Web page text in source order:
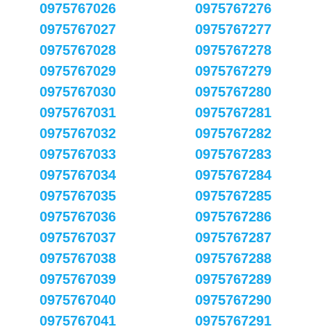
0975767026
0975767027
0975767028
0975767029
0975767030
0975767031
0975767032
0975767033
0975767034
0975767035
0975767036
0975767037
0975767038
0975767039
0975767040
0975767041
0975767276
0975767277
0975767278
0975767279
0975767280
0975767281
0975767282
0975767283
0975767284
0975767285
0975767286
0975767287
0975767288
0975767289
0975767290
0975767291